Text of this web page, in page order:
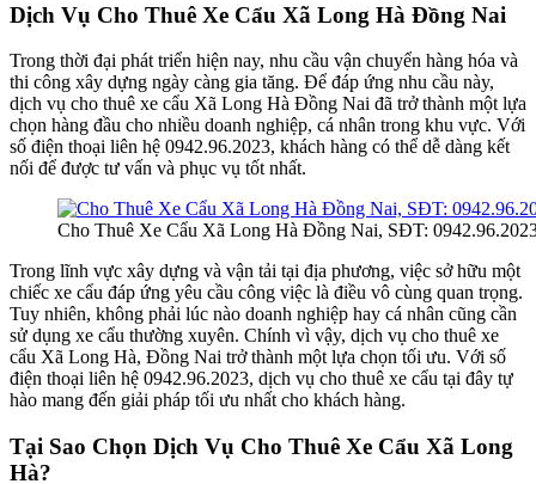
Dịch Vụ Cho Thuê Xe Cẩu Xã Long Hà Đồng Nai
Trong thời đại phát triển hiện nay, nhu cầu vận chuyển hàng hóa và
thi công xây dựng ngày càng gia tăng. Để đáp ứng nhu cầu này,
dịch vụ cho thuê xe cẩu Xã Long Hà Đồng Nai đã trở thành một lựa
chọn hàng đầu cho nhiều doanh nghiệp, cá nhân trong khu vực. Với
số điện thoại liên hệ 0942.96.2023, khách hàng có thể dễ dàng kết
nối để được tư vấn và phục vụ tốt nhất.
Cho Thuê Xe Cẩu Xã Long Hà Đồng Nai, SĐT:
Trong lĩnh vực xây dựng và vận tải tại địa phương, việc sở hữu một
chiếc xe cẩu đáp ứng yêu cầu công việc là điều vô cùng quan trọng.
Tuy nhiên, không phải lúc nào doanh nghiệp hay cá nhân cũng cần
sử dụng xe cẩu thường xuyên. Chính vì vậy, dịch vụ cho thuê xe
cẩu Xã Long Hà, Đồng Nai trở thành một lựa chọn tối ưu. Với số
điện thoại liên hệ 0942.96.2023, dịch vụ cho thuê xe cẩu tại đây tự
hào mang đến giải pháp tối ưu nhất cho khách hàng.
Tại Sao Chọn Dịch Vụ Cho Thuê Xe Cẩu Xã Long
Hà?